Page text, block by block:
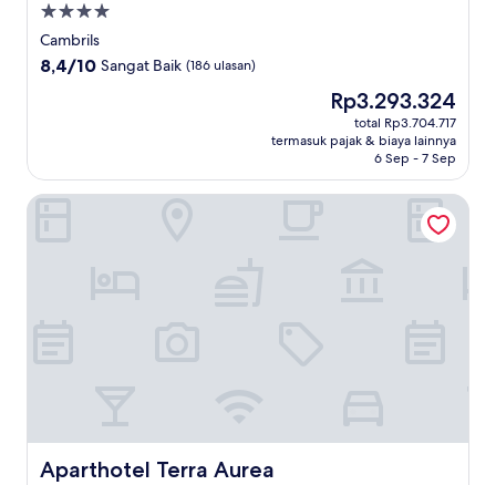
Properti
bintang
4.0
Cambrils
8.4
ulasan)
8,4/10 Sangat Baik (186 ulasan)
Harga
sekarang
Rp3.293.324
Rp3.293.324
total Rp3.704.717
termasuk pajak & biaya lainnya
6 Sep - 7 Sep
Aparthotel Terra Aurea
Aparthotel Terra Aurea
Aparthotel Terra Aurea